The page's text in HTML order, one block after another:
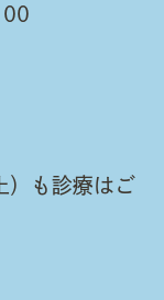
）も診療はご